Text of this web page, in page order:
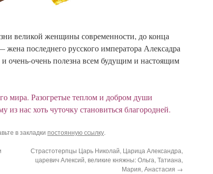
великой женщины современности, до конца
последнего русского императора Алексадра
очень-очень полезна всем будущим и настоящим
мира. Разогретые теплом и добром души
нас хоть чуточку становиться благородней.
в закладки постоянную ссылку.
Страстотерпцы Царь Николай, Царица Александра,
царевич Алексий, великие княжны: Ольга, Татиана,
Мария, Анастасия →